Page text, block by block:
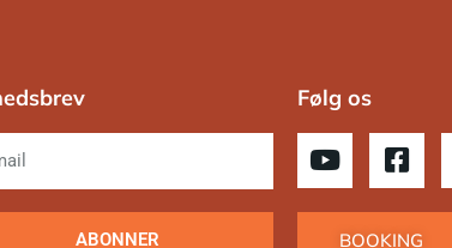
ABONNER
Følg os
BOOKING